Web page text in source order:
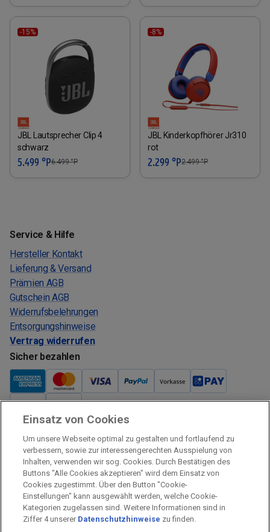
-15%
JBL Lautsprecher Clip 4
schwarz
5.499 °P6.499°P
-8%
JBL Kinderkopfhörer Jr310
rot
2.299 °P2.499°P
Service & Hilfe
Hersteller Kontakt
Lieferung & Versand
Prämien AGB
Gutschein AGB
Widerrufsbelehrungen
Entsorgungshinweise
Vertrag widerrufen
Sicher bezahlen
Verkauf und Versand
Kostenloser Versand:
Verkauf und Versand durch:
Verkauf Gutscheine durch:
Sicher einkaufen
Einsatz von Cookies
Um unsere Webseite optimal zu gestalten und fortlaufend zu
verbessern, sowie zur interessengerechten Ausspielung von
Inhalten, verwenden wir sog. Cookies. Durch Bestätigen des
Buttons "Alle Cookies akzeptieren" wird dem Einsatz von
Cookies zugestimmt. Über den Button "Cookie-
Einstellungen" kann ausgewählt werden, welche Cookie-
Kategorien zugelassen sind. Weitere Informationen sind in
Ziffer 4 unserer Datenschutzhinweise zu finden.